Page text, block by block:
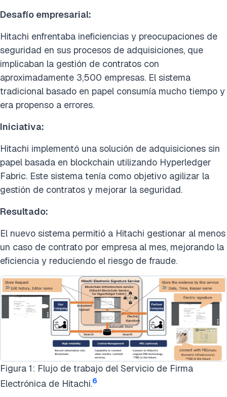
Desafío empresarial:
Hitachi enfrentaba ineficiencias y preocupaciones de
seguridad en sus procesos de adquisiciones, que
implicaban la gestión de contratos con
aproximadamente 3,500 empresas. El sistema
tradicional basado en papel consumía mucho tiempo y
era propenso a errores.
Iniciativa:
Hitachi implementó una solución de adquisiciones sin
papel basada en blockchain utilizando Hyperledger
Fabric. Este sistema tenía como objetivo agilizar la
gestión de contratos y mejorar la seguridad.
Resultado:
El nuevo sistema permitió a Hitachi gestionar al menos
un caso de contrato por empresa al mes, mejorando la
eficiencia y reduciendo el riesgo de fraude.
Figura 1: Flujo de trabajo del Servicio de Firma
Electrónica de Hitachi.6